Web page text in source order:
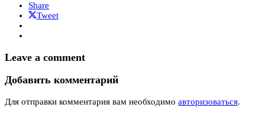
Share
Tweet
Leave a comment
Добавить комментарий
Для отправки комментария вам необходимо авторизоваться.